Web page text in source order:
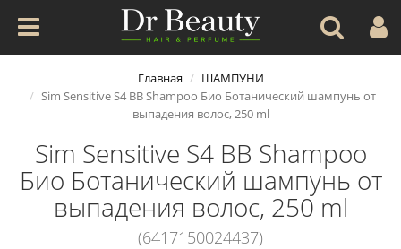
Главная
ШАМПУНИ
Sim Sensitive S4 BB Shampoo Био Ботанический шампунь от
выпадения волос, 250 ml
Sim Sensitive S4 BB Shampoo
Био Ботанический шампунь от
выпадения волос, 250 ml
(6417150024437)